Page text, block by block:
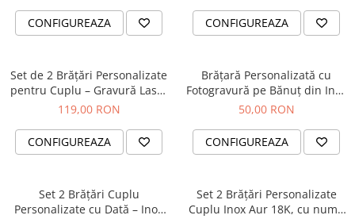
CONFIGUREAZA CONFIGUREAZA
Set de 2 Brățări Personalizate
pentru Cuplu – Gravură Laser
pe Inox Auriu IP, Onix Negru
119,00 RON
CONFIGUREAZA
Brățară Personalizată cu
Fotogravură pe Bănuț din Inox
Auriu IP – Șnur Mătăsos
50,00 RON
CONFIGUREAZA
Set 2 Brățări Cuplu
Personalizate cu Dată – Inox
Set 2 Brățări Personalizate
Cuplu Inox Aur 18K, cu nume